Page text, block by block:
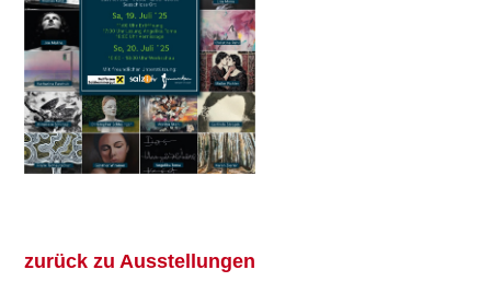
zurück zu Ausstellungen